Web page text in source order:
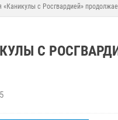
«Каникулы с Росгвардией»
С